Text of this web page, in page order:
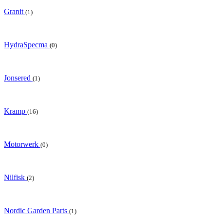
Granit (1)
HydraSpecma (0)
Jonsered (1)
Kramp (16)
Motorwerk (0)
Nilfisk (2)
Nordic Garden Parts (1)